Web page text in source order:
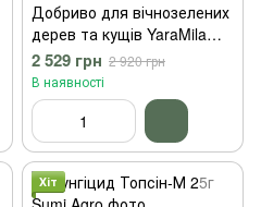
Добриво для вічнозелених
дерев та кущів YaraMila
(Яра Міла) Весна-Літо 10 кг
2 529 грн 2 920 грн
В наявності
Хіт